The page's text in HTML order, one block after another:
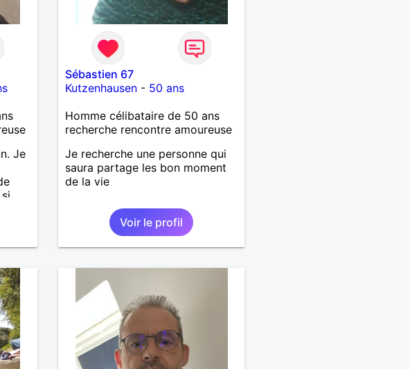
Je
et
trop
le
Sébastien 67
Kutzenhausen - 50 ans
Homme célibataire de 50 ans
recherche rencontre amoureuse
Je recherche une personne qui
saura partage les bon moment
de la vie
Voir le profil